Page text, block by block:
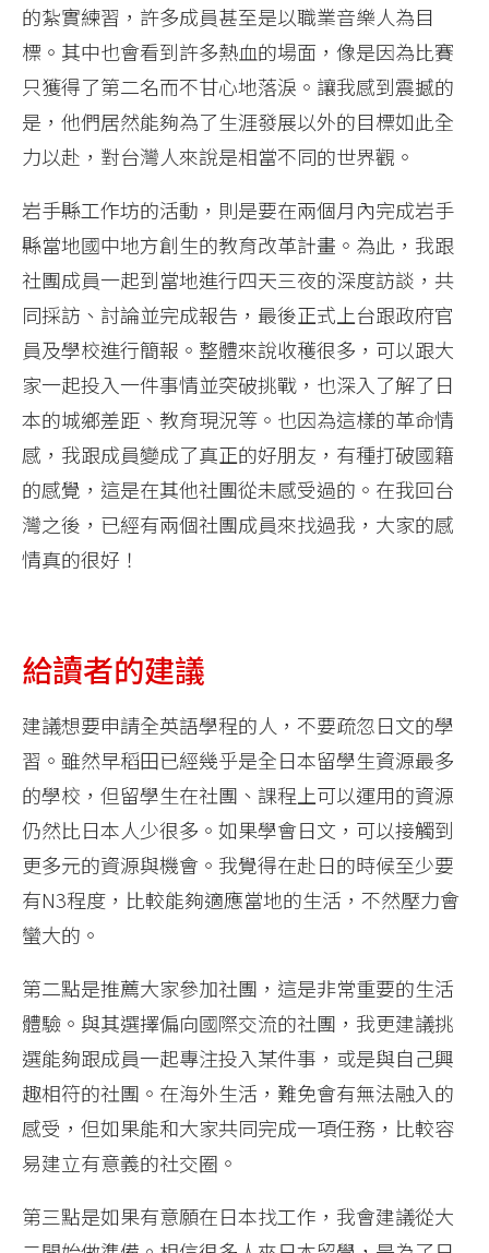
的紮實練習，許多成員甚至是以職業音樂人為目
標。其中也會看到許多熱血的場面，像是因為比賽
只獲得了第二名而不甘心地落淚。讓我感到震撼的
是，他們居然能夠為了生涯發展以外的目標如此全
力以赴，對台灣人來說是相當不同的世界觀。
岩手縣工作坊的活動，則是要在兩個月內完成岩手
縣當地國中地方創生的教育改革計畫。為此，我跟
社團成員一起到當地進行四天三夜的深度訪談，共
同採訪、討論並完成報告，最後正式上台跟政府官
員及學校進行簡報。整體來說收穫很多，可以跟大
家一起投入一件事情並突破挑戰，也深入了解了日
本的城鄉差距、教育現況等。也因為這樣的革命情
感，我跟成員變成了真正的好朋友，有種打破國籍
的感覺，這是在其他社團從未感受過的。在我回台
灣之後，已經有兩個社團成員來找過我，大家的感
情真的很好！
給讀者的建議
建議想要申請全英語學程的人，不要疏忽日文的學
習。雖然早稻田已經幾乎是全日本留學生資源最多
的學校，但留學生在社團、課程上可以運用的資源
仍然比日本人少很多。如果學會日文，可以接觸到
更多元的資源與機會。我覺得在赴日的時候至少要
有N3程度，比較能夠適應當地的生活，不然壓力會
蠻大的。
第二點是推薦大家參加社團，這是非常重要的生活
體驗。與其選擇偏向國際交流的社團，我更建議挑
選能夠跟成員一起專注投入某件事，或是與自己興
趣相符的社團。在海外生活，難免會有無法融入的
感受，但如果能和大家共同完成一項任務，比較容
易建立有意義的社交圈。
第三點是如果有意願在日本找工作，我會建議從大